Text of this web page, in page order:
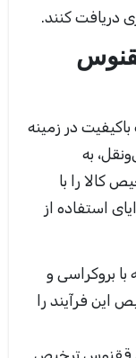
دریافت کنند.
در زمینه
به
کالا را با
استفاده از
بروکراسی و
این فرآیند را
ترخیص